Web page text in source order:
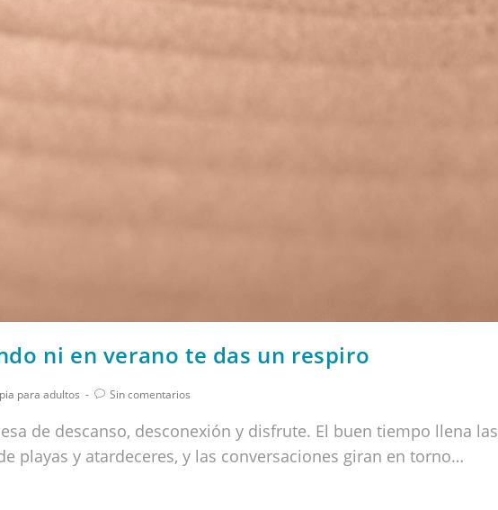
ni en verano te das un respiro
para adultos Sin comentarios
de descanso, desconexión y disfrute. El buen tiempo llena las
playas y atardeceres, y las conversaciones giran en torno…